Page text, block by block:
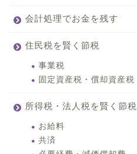
会計処理でお金を残す
住民税を賢く節税
事業税
固定資産税・償却資産税
所得税・法人税を賢く節税
お給料
共済